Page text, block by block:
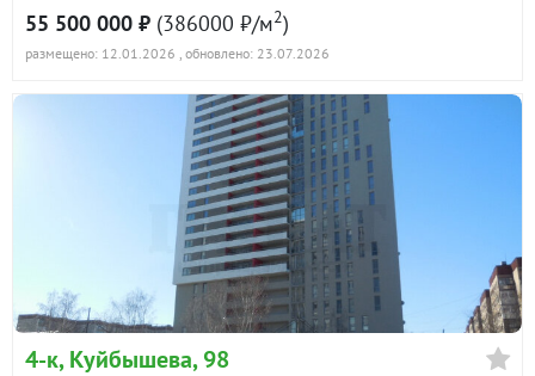
55 500 000 ₽ (386000 ₽/м2)
размещено: 12.01.2026 , обновлено: 23.07.2026
4-к, Куйбышева, 98